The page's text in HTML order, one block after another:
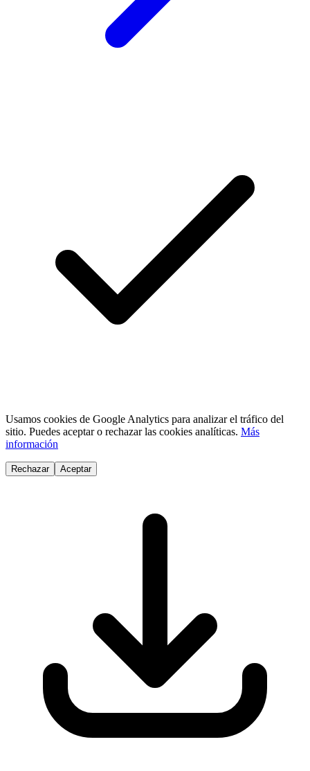
Usamos cookies de Google Analytics para analizar el tráfico del
sitio. Puedes aceptar o rechazar las cookies analíticas. Más
información
Rechazar Aceptar